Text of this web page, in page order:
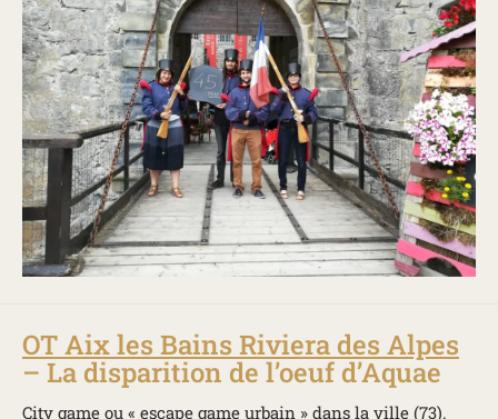
OT Aix les Bains Riviera des Alpes
– La disparition de l’oeuf d’Aquae
City game ou « escape game urbain » dans la ville (73).